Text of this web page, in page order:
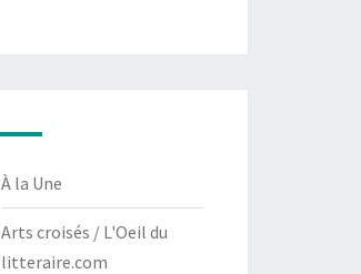
À la Une
Arts croisés / L'Oeil du
litteraire.com